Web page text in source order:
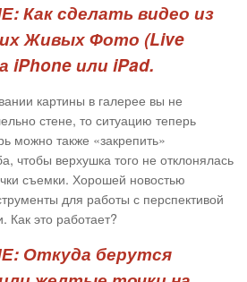
Как сделать видео из
Живых Фото (Live
iPhone или iPad.
картины в галерее вы не
стене, то ситуацию теперь
можно также «закрепить»
чтобы верхушка того не отклонялась
съемки. Хорошей новостью
для работы с перспективой
Как это работает?
Откуда берутся